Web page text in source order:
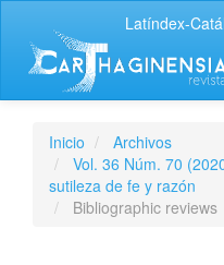
Latíndex-
Inicio
Archivos
Vol. 36 Núm. 70
sutileza de fe y razón
Bibliographic reviews